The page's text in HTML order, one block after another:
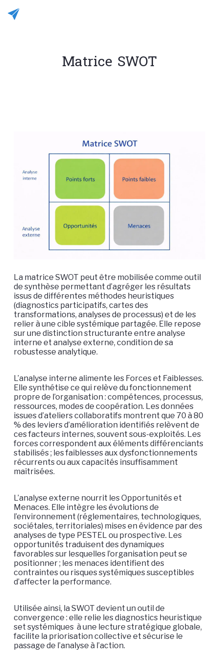
Matrice SWOT
La matrice SWOT peut être mobilisée comme outil
de synthèse permettant d’agréger les résultats
issus de différentes méthodes heuristiques
(diagnostics participatifs, cartes des
transformations, analyses de processus) et de les
relier à une cible systémique partagée. Elle repose
sur une distinction structurante entre analyse
interne et analyse externe, condition de sa
robustesse analytique.
L’analyse interne alimente les Forces et Faiblesses.
Elle synthétise ce qui relève du fonctionnement
propre de l’organisation : compétences, processus,
ressources, modes de coopération. Les données
issues d’ateliers collaboratifs montrent que 70 à 80
% des leviers d’amélioration identifiés relèvent de
ces facteurs internes, souvent sous-exploités. Les
forces correspondent aux éléments différenciants
stabilisés ; les faiblesses aux dysfonctionnements
récurrents ou aux capacités insuffisamment
maîtrisées.
L’analyse externe nourrit les Opportunités et
Menaces. Elle intègre les évolutions de
l’environnement (réglementaires, technologiques,
sociétales, territoriales) mises en évidence par des
analyses de type PESTEL ou prospective. Les
opportunités traduisent des dynamiques
favorables sur lesquelles l’organisation peut se
positionner ; les menaces identifient des
contraintes ou risques systémiques susceptibles
d’affecter la performance.
Utilisée ainsi, la SWOT devient un outil de
convergence : elle relie les diagnostics heuristique
set systémiques à une lecture stratégique globale,
facilite la priorisation collective et sécurise le
passage de l’analyse à l’action.